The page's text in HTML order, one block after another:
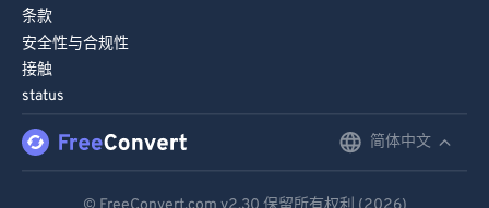
条款
安全性与合规性
接触
status
简体中文